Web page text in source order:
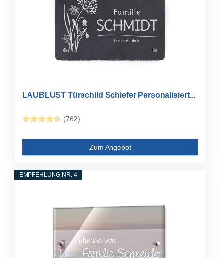
LAUBLUST Türschild Schiefer Personalisiert...
(762)
Zum Angebot
EMPFEHLUNG NR. 4